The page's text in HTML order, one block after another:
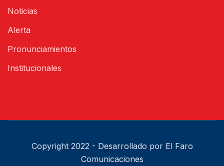
Noticias
Alerta
Pronunciamientos
Institucionales
Copyright 2022 - Desarrollado por El Faro
Comunicaciones